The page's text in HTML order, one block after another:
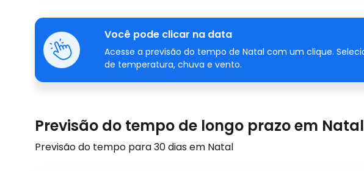
Você pode clicar na data
Acesse a previsão do tempo de Natal com um clique.
de temperatura, chuva e vento.
Previsão do tempo de longo prazo em Natal
Previsão do tempo para 30 dias em Natal